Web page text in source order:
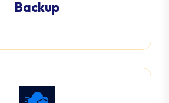
Backup